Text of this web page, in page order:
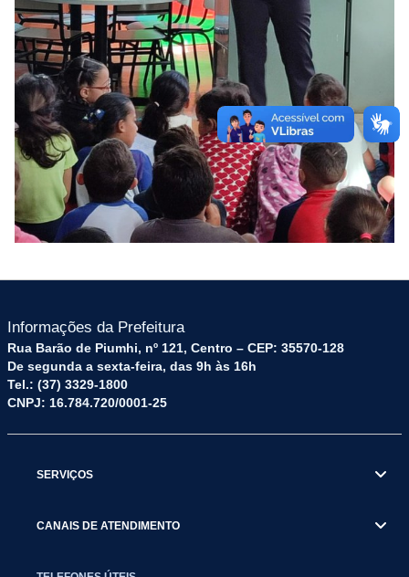
Informações da Prefeitura
Rua Barão de Piumhi, nº 121, Centro – CEP: 35570-128
De segunda a sexta-feira, das 9h às 16h
Tel.: (37) 3329-1800
CNPJ: 16.784.720/0001-25
SERVIÇOS
CANAIS DE ATENDIMENTO